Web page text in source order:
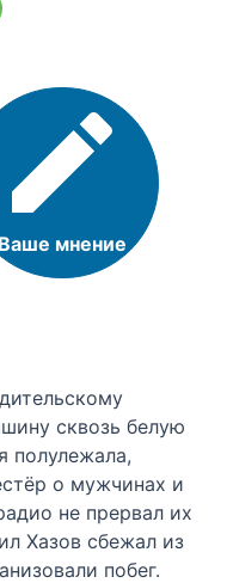
Ваше мнение
сквозь белую
полулежала,
о мужчинах и
не прервал их
Хазов сбежал из
побег.